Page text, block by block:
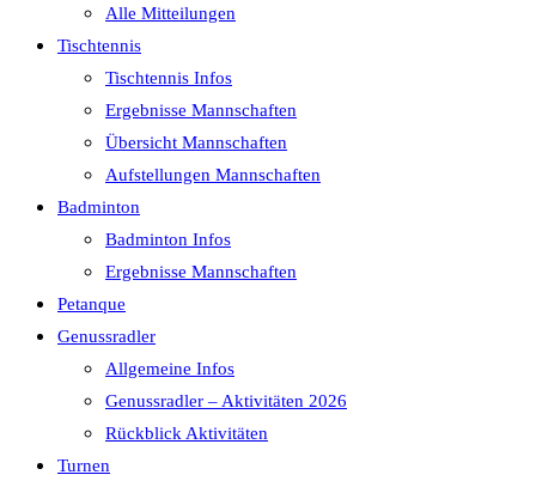
Alle Mitteilungen
Tischtennis
Tischtennis Infos
Ergebnisse Mannschaften
Übersicht Mannschaften
Aufstellungen Mannschaften
Badminton
Badminton Infos
Ergebnisse Mannschaften
Petanque
Genussradler
Allgemeine Infos
Genussradler – Aktivitäten 2026
Rückblick Aktivitäten
Turnen